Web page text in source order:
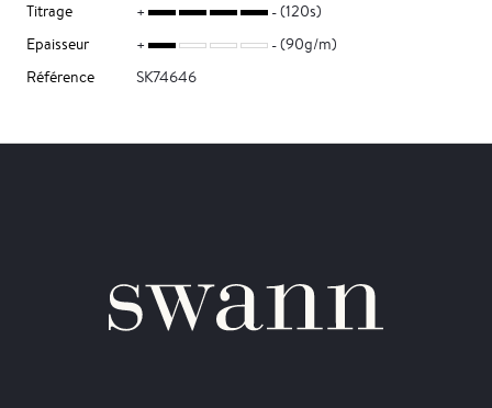
Titrage
(120s)
Epaisseur
(90g/m)
Référence
SK74646